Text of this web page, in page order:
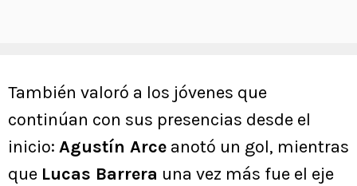
También valoró a los jóvenes que
continúan con sus presencias desde el
inicio: Agustín Arce anotó un gol, mientras
que Lucas Barrera una vez más fue el eje